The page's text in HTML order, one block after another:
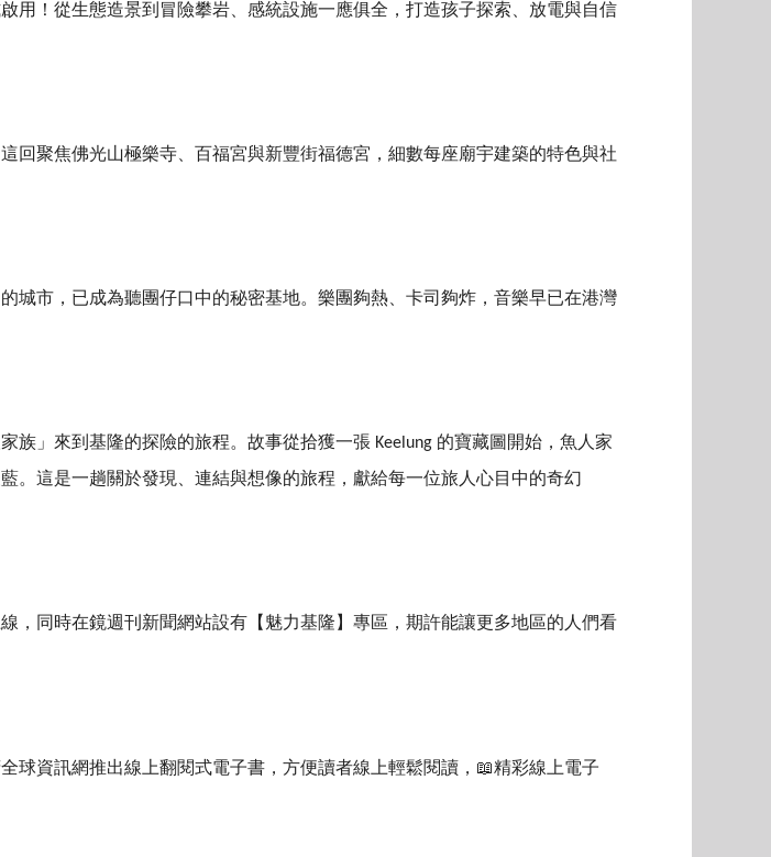
用！從生態造景到冒險攀岩、感統設施一應俱全，打造孩子探索、放電與自信
這回聚焦佛光山極樂寺、百福宮與新豐街福德宮，細數每座廟宇建築的特色與社
城市，已成為聽團仔口中的秘密基地。樂團夠熱、卡司夠炸，音樂早已在港灣
族」來到基隆的探險的旅程。故事從拾獲一張 Keelung 的寶藏圖開始，魚人家
。這是一趟關於發現、連結與想像的旅程，獻給每一位旅人心目中的奇幻
，同時在鏡週刊新聞網站設有【魅力基隆】專區，期許能讓更多地區的人們看
球資訊網推出線上翻閱式電子書，方便讀者線上輕鬆閱讀， 📖精彩線上電子